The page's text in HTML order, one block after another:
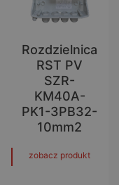
Rozdzielnica
RST PV
SZR-
KM40A-
PK1-3PB32-
10mm2
zobacz produkt